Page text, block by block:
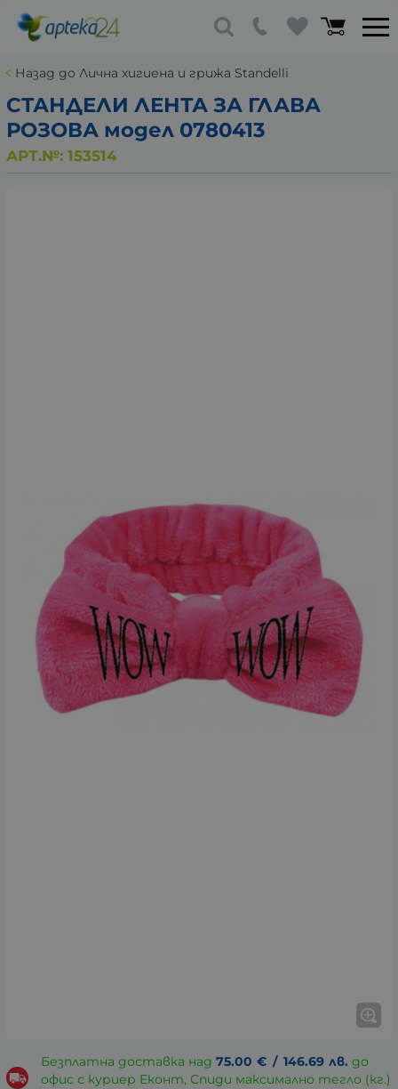
Назад до Лична хигиена и грижа Standelli
СТАНДЕЛИ ЛЕНТА ЗА ГЛАВА
РОЗОВА модел 0780413
АРТ.№: 153514
Безплатна доставка над 75.00 € / 146.69 лв. до
офис с куриер Еконт, Спиди максимално тегло (кг.)